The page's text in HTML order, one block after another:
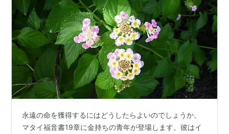
永遠の命を獲得するにはどうしたらよいのでしょうか。
マタイ福音書19章に金持ちの青年が登場します。彼はイ